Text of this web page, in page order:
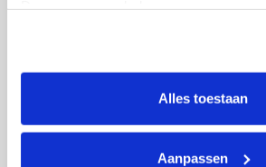
tonen. Je kunt je toestemming op elk
intrekken via Cookie instellingen
lijst met cookies is te vinden in het
Alles toestaan
Aanpassen